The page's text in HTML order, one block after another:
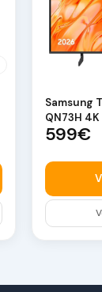
Samsung
QN73H
599€